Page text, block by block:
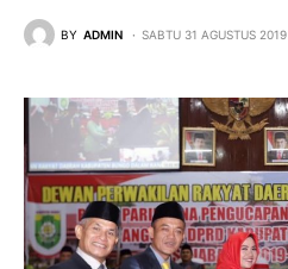
BY ADMIN SABTU 31 AGUSTUS 2019